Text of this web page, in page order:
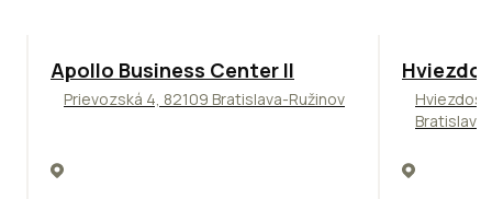
TOP NOVINKA ODPORÚČAME
Apollo Business Center II
Prievozská 4, 82109 Bratislava-Ružinov